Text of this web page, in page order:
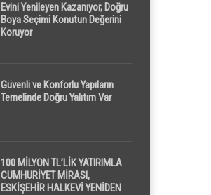
Evini Yenileyen Kazanıyor, Doğru
Boya Seçimi Konutun Değerini
Koruyor
Güvenli ve Konforlu Yapıların
Temelinde Doğru Yalıtım Var
100 MİLYON TL’LİK YATIRIMLA
CUMHURİYET MİRASI,
ESKİŞEHİR HALKEVİ YENİDEN